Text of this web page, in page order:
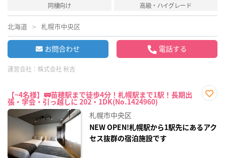
同棲向け
高級・ハイグレード
北海道 札幌市中央区
お問合わせ 電話する
運営会社： 株式会社 秋吉
【~4名様】🚃苗穂駅まで徒歩4分！札幌駅まで1駅！長期出
張・学会・引っ越しに 202・1DK(No.1424960)
録
札幌市中央区
NEW OPEN!札幌駅から1駅先にあるアク
セス抜群の宿泊施設です